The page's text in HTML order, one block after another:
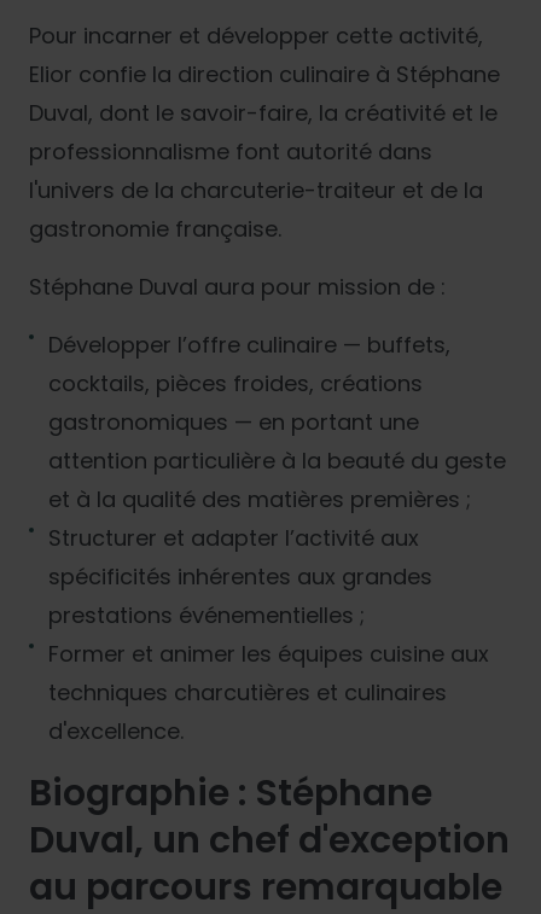
Pour incarner et développer cette activité,
Elior confie la direction culinaire à Stéphane
Duval, dont le savoir-faire, la créativité et le
professionnalisme font autorité dans
l'univers de la charcuterie-traiteur et de la
gastronomie française.
Stéphane Duval aura pour mission de :
Développer l’offre culinaire — buffets,
cocktails, pièces froides, créations
gastronomiques — en portant une
attention particulière à la beauté du geste
et à la qualité des matières premières ;
Structurer et adapter l’activité aux
spécificités inhérentes aux grandes
prestations événementielles ;
Former et animer les équipes cuisine aux
techniques charcutières et culinaires
d'excellence.
Biographie : Stéphane
Duval, un chef d'exception
au parcours remarquable